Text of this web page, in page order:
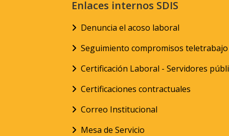
Enlaces internos SDIS
Denuncia el acoso laboral
Seguimiento compromisos teletrabajo
Certificación Laboral - Servidores
Certificaciones contractuales
Correo Institucional
Mesa de Servicio